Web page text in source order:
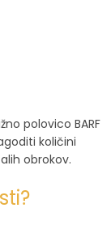
polovico BARF
količini
obrokov.